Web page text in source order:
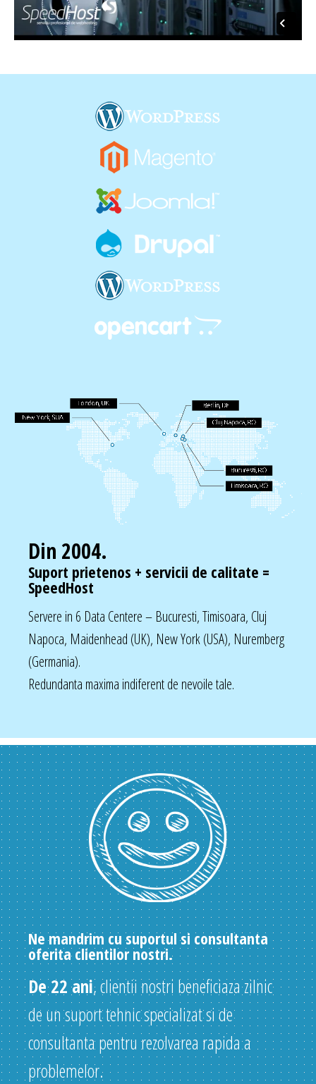
Din 2004.
Suport prietenos + servicii de calitate =
SpeedHost
Servere in 6 Data Centere – Bucuresti, Timisoara, Cluj
Napoca, Maidenhead (UK), New York (USA), Nuremberg
(Germania).
Redundanta maxima indiferent de nevoile tale.
Ne mandrim cu suportul si consultanta
oferita clientilor nostri.
De 22 ani, clientii nostri beneficiaza zilnic
de un suport tehnic specializat si de
consultanta pentru rezolvarea rapida a
problemelor.